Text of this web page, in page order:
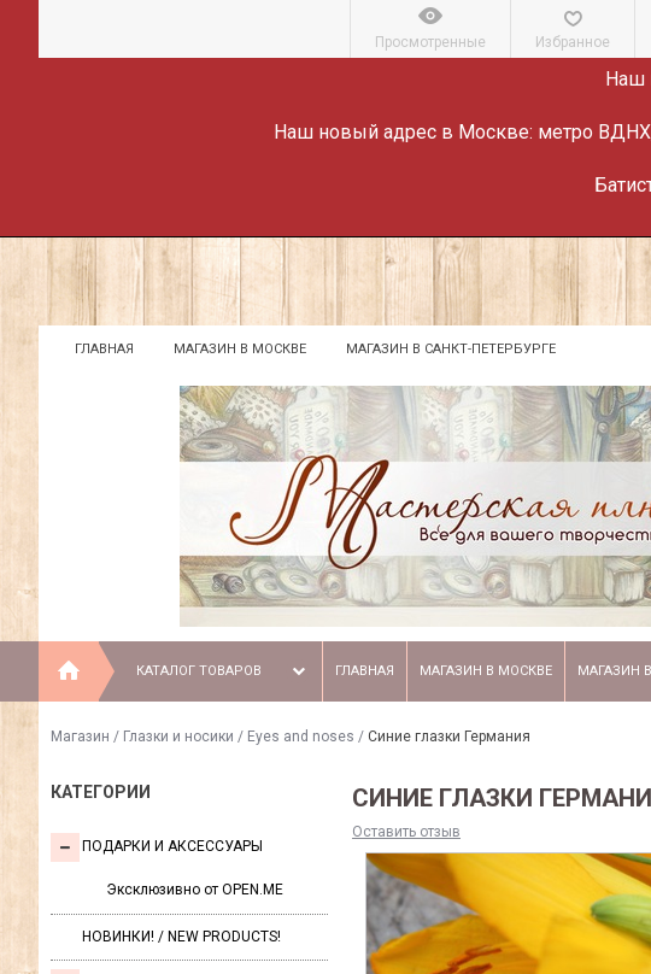
Наш
Наш новый адрес в Москве: метро
Просмотренные Избранное
ГЛАВНАЯ МАГАЗИН В МОСКВЕ МАГАЗИН В САНКТ-ПЕТЕРБУРГЕ
КАТАЛОГ ТОВАРОВ ГЛАВНАЯ МАГАЗИН В МОСКВЕ МАГАЗИН
Магазин / Глазки и носики / Eyes and noses / Синие глазки Германия
КАТЕГОРИИ
ПОДАРКИ И АКСЕССУАРЫ
Эксклюзивно от OPEN.ME
НОВИНКИ! / NEW PRODUCTS!
СИНИЕ ГЛАЗКИ
Оставить отзыв